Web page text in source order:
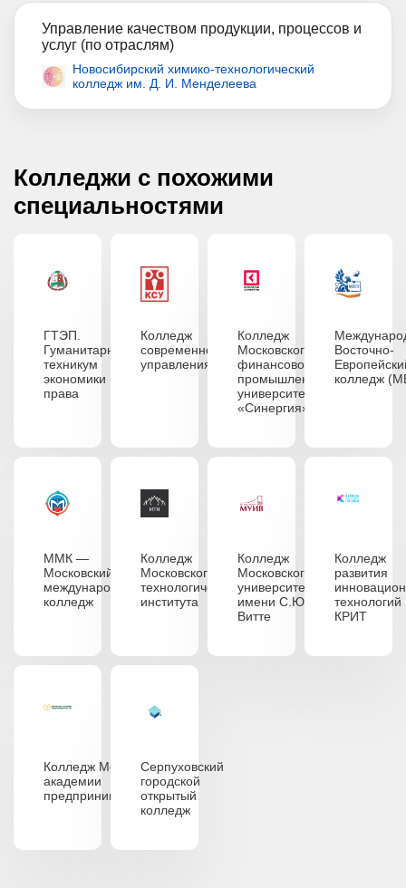
Управление качеством продукции, процессов и
услуг (по отраслям)
Новосибирский химико-технологический
колледж им. Д. И. Менделеева
Колледжи с похожими
специальностями
ГТЭП.
Гуманитарный
техникум
экономики и
права
Колледж
современного
управления
Колледж
Московского
финансово-
промышленного
университета
«Синергия»
Восточно-
колледж
ММК —
Московский
международный
колледж
Колледж
Московского
технологического
института
Колледж
Московского
университета
имени С.Ю.
Витте
Колледж
развития
технологий
КРИТ
Колледж Московской
академии
предпринимательства
Серпуховский
городской
открытый
колледж